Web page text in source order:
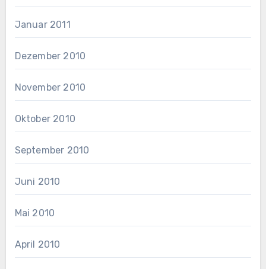
Januar 2011
Dezember 2010
November 2010
Oktober 2010
September 2010
Juni 2010
Mai 2010
April 2010